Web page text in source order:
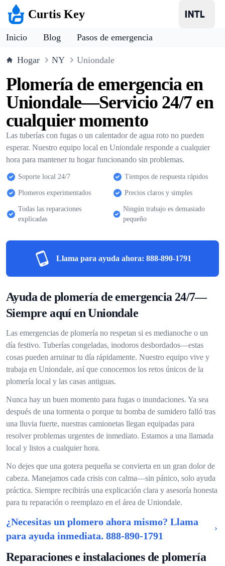
Curtis Key
Inicio Blog Pasos de emergencia
Hogar NY Uniondale
Plomería de emergencia en
Uniondale—Servicio 24/7 en
cualquier momento
Las tuberías con fugas o un calentador de agua roto no pueden
esperar. Nuestro equipo local en Uniondale responde a cualquier
hora para mantener tu hogar funcionando sin problemas.
Soporte local 24/7 Tiempos de respuesta rápidos
Plomeros experimentados Precios claros y simples
Todas las reparaciones
explicadas
Ningún trabajo es demasiado
pequeño
Llama para ayuda ahora: 888-890-1791
Ayuda de plomería de emergencia 24/7—
Siempre aquí en Uniondale
Las emergencias de plomería no respetan si es medianoche o un
día festivo. Tuberías congeladas, inodoros desbordados—estas
cosas pueden arruinar tu día rápidamente. Nuestro equipo vive y
trabaja en Uniondale, así que conocemos los retos únicos de la
plomería local y las casas antiguas.
Nunca hay un buen momento para fugas o inundaciones. Ya sea
después de una tormenta o porque tu bomba de sumidero falló tras
una lluvia fuerte, nuestras camionetas llegan equipadas para
resolver problemas urgentes de inmediato. Estamos a una llamada
local y listos a cualquier hora.
No dejes que una gotera pequeña se convierta en un gran dolor de
cabeza. Manejamos cada crisis con calma—sin pánico, solo ayuda
práctica. Siempre recibirás una explicación clara y asesoría honesta
para tu reparación o reemplazo en el área de Uniondale.
¿Necesitas un plomero ahora mismo? Llama
para ayuda inmediata. 888-890-1791
Reparaciones e instalaciones de plomería